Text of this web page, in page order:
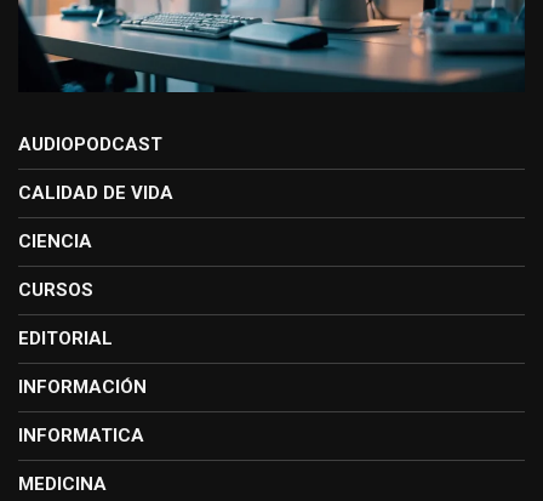
AUDIOPODCAST
CALIDAD DE VIDA
CIENCIA
CURSOS
EDITORIAL
INFORMACIÓN
INFORMATICA
MEDICINA